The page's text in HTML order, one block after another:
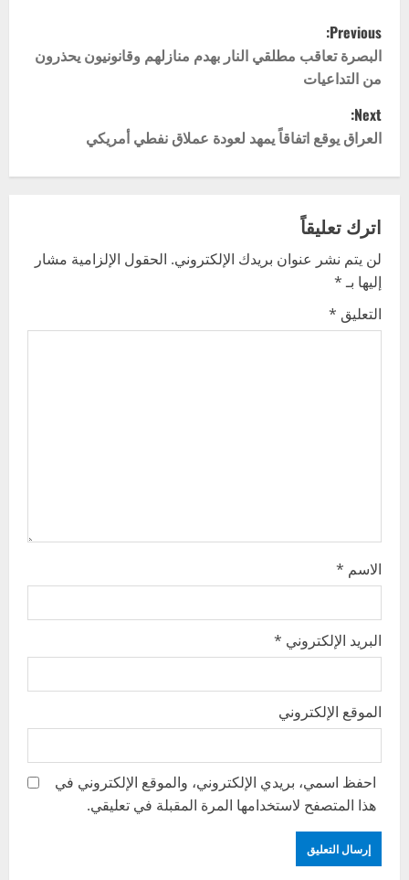
P
o
s
t
n
a
v
i
g
Previous:
البصرة تعاقب مطلقي النار بهدم منازلهم وقانونيون يحذرون
من التداعيات
Next:
العراق يوقع اتفاقاً يمهد لعودة عملاق نفطي أمريكي
اترك تعليقاً
لن يتم نشر عنوان بريدك الإلكتروني. الحقول الإلزامية مشار
إليها بـ*
التعليق *
الاسم *
البريد الإلكتروني *
الموقع الإلكتروني
احفظ اسمي، بريدي الإلكتروني، والموقع الإلكتروني في
هذا المتصفح لاستخدامها المرة المقبلة في تعليقي.